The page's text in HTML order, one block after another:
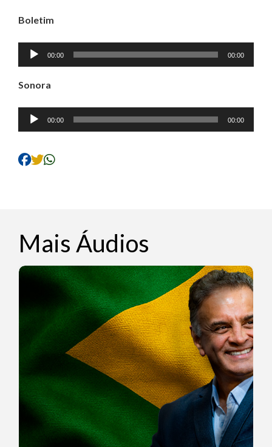
Boletim
Tocador
de
áudio
00:00 00:00
Sonora
Tocador
de
00:00 00:00
Mais Áudios